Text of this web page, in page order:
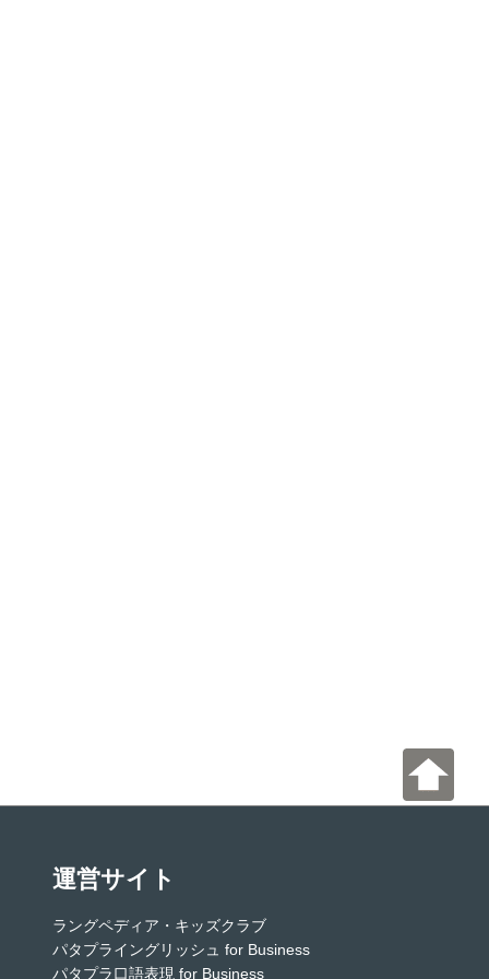
運営サイト
ラングペディア・キッズクラブ
パタプライングリッシュ for Business
パタプラ口語表現 for Business